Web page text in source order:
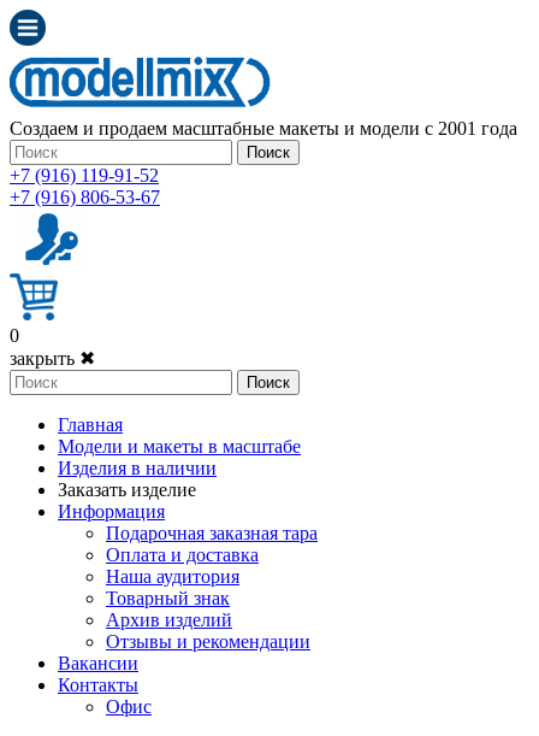
Создаем и продаем масштабные макеты и модели с 2001 года
Поиск
+7 (916) 119-91-52
+7 (916) 806-53-67
0
закрыть ✖
Поиск
Главная
Модели и макеты в масштабе
Изделия в наличии
Заказать изделие
Информация
Подарочная заказная тара
Оплата и доставка
Наша аудитория
Товарный знак
Архив изделий
Отзывы и рекомендации
Вакансии
Контакты
Офис